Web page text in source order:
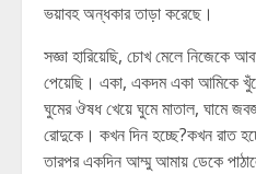
ভয়াবহ অন্ধকার তাড়া করেছে।
সজ্ঞা হারিয়েছি, চোখ মেলে নিজেকে
পেয়েছি। একা, একদম একা আমিকে
ঘুমের ঔষধ খেয়ে ঘুমে মাতাল, ঘামে
রোদুকে। কখন দিন হচ্ছে?কখন রাত
তারপর একদিন আম্মু আমায় ডেকে